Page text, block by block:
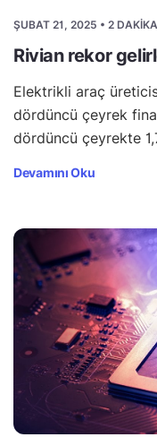
ŞUBAT 21, 2025 • 2
Rivian rekor
Elektrikli araç
dördüncü çeyrek
dördüncü çeyrekte
Devamını Oku